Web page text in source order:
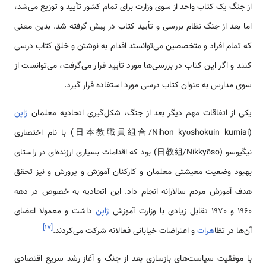
از جنگ یک کتاب واحد از سوی وزارت برای تمام کشور تأیید و توزیع می‌شد،
اما بعد از جنگ نظام بررسی و تأیید کتاب در پیش گرفته شد. بدین معنی
که تمام افراد و متخصصین می‌توانستد اقدام به نوشتن و خلق کتاب درسی
کنند و اگر این کتاب در بررسی‌ها مورد تأیید قرار می‌گرفت، می‌توانست از
سوی مدارس به عنوان کتاب درسی مورد استفاده قرار گیرد.
یکی از اتفاقات مهم دیگر بعد از جنگ، شکل‌گیری اتحادیه معلمان ژاپن
(日本教職員組合/Nihon kyōshokuin kumiai) با نام اختصاری
نیکّیوسو (日教組/Nikkyōso) بود که اقدامات بسیاری ارزنده‌ای در راستای
بهبود وضعیت معیشتی معلمان و کارکنان آموزش و پرورش و نیز تحقق
هدف آموزش مردم سالارانه انجام داد. این اتحادیه به خصوص در دهه
1960 و 1970 تقابل زیادی با وزارت آموزش
ژاپنداشت و معمولا اعضای
آن‌ها در تظاهراتو اعتراضات خیابانی فعالانه شرکت می‌کردند.[۱۷]
با موفقیت سیاست‌های بازسازی بعد از جنگ و آغاز رشد سریع اقتصادی